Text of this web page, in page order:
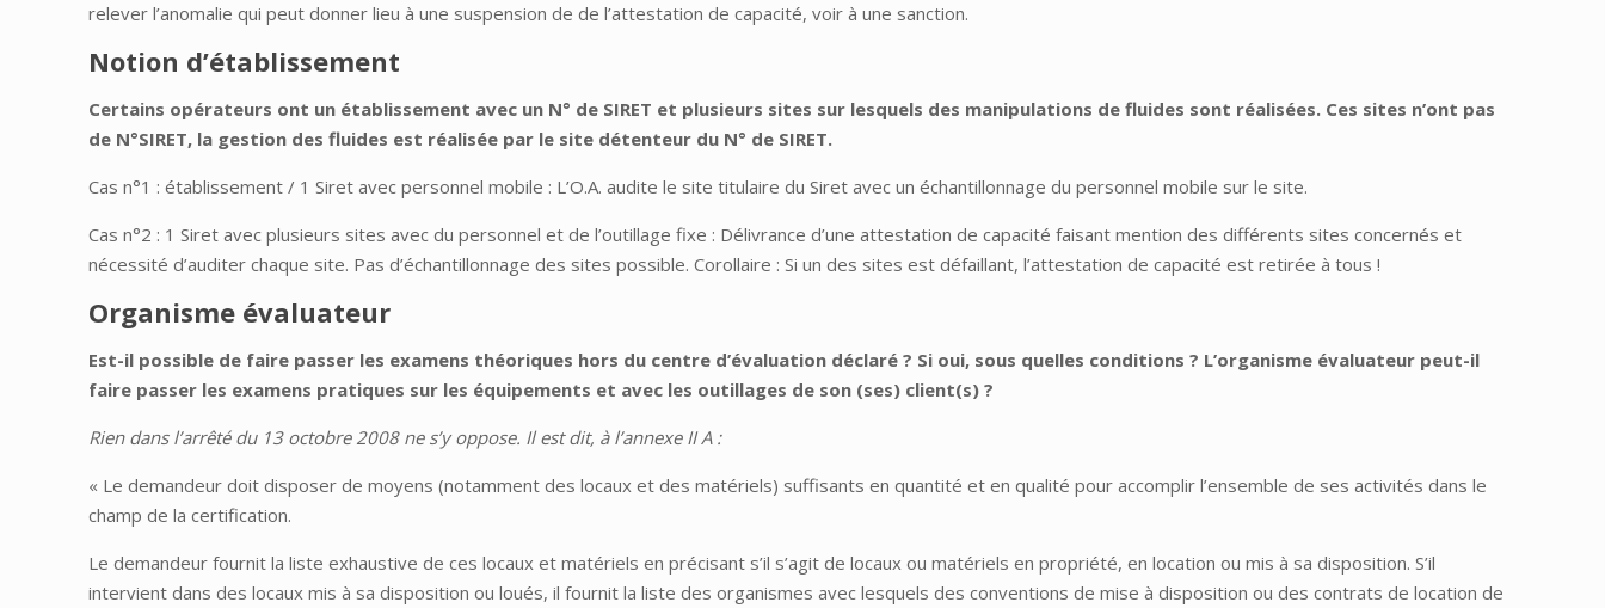
relever l’anomalie qui peut donner lieu à une suspension de de l’attestation de capacité, voir à une sanction.
Notion d’établissement
Certains opérateurs ont un établissement avec un N° de SIRET et plusieurs sites sur lesquels des manipulations de fluides sont réalisées. Ces sites n’ont pas
de N°SIRET, la gestion des fluides est réalisée par le site détenteur du N° de SIRET.
Cas n°1 : établissement / 1 Siret avec personnel mobile : L’O.A. audite le site titulaire du Siret avec un échantillonnage du personnel mobile sur le site.
Cas n°2 : 1 Siret avec plusieurs sites avec du personnel et de l’outillage fixe : Délivrance d’une attestation de capacité faisant mention des différents sites concernés et
nécessité d’auditer chaque site. Pas d’échantillonnage des sites possible. Corollaire : Si un des sites est défaillant, l’attestation de capacité est retirée à tous !
Organisme évaluateur
Est-il possible de faire passer les examens théoriques hors du centre d’évaluation déclaré ? Si oui, sous quelles conditions ? L’organisme évaluateur peut-il
faire passer les examens pratiques sur les équipements et avec les outillages de son (ses) client(s) ?
Rien dans l’arrêté du 13 octobre 2008 ne s’y oppose. Il est dit, à l’annexe II A :
« Le demandeur doit disposer de moyens (notamment des locaux et des matériels) suffisants en quantité et en qualité pour accomplir l’ensemble de ses activités dans le
champ de la certification.
Le demandeur fournit la liste exhaustive de ces locaux et matériels en précisant s’il s’agit de locaux ou matériels en propriété, en location ou mis à sa disposition. S’il
intervient dans des locaux mis à sa disposition ou loués, il fournit la liste des organismes avec lesquels des conventions de mise à disposition ou des contrats de location de